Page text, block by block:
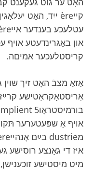
קריסטלעכער אמיםה.
אַזאַ מצבֿ האָט זיך שוין
איז די גאַנצע רוסישע